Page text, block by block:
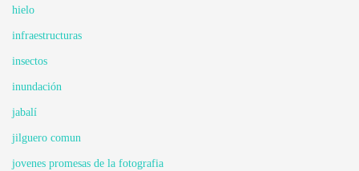
hielo
infraestructuras
insectos
inundación
jabalí
jilguero comun
jovenes promesas de la fotografia